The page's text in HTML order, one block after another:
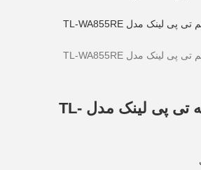
توسعه دهنده شبکه تی پی لینک مدل TL-